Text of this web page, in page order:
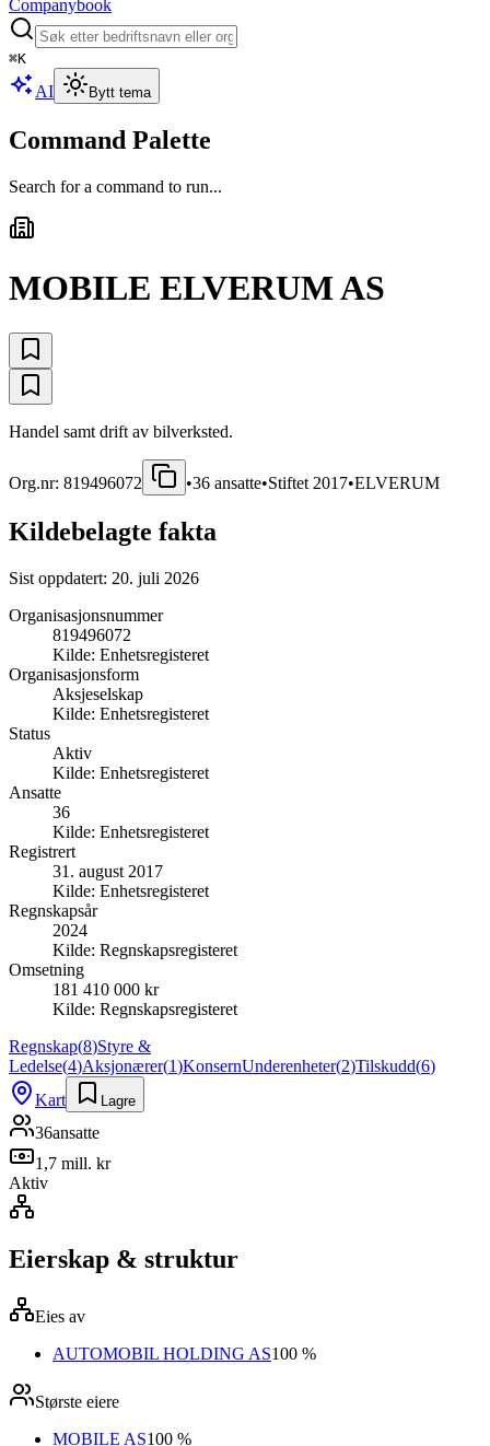
Companybook
⌘K
AI Bytt tema
Command Palette
Search for a command to run...
MOBILE ELVERUM AS
Handel samt drift av bilverksted.
Org.nr: 819496072 •36 ansatte•Stiftet 2017•ELVERUM
Kildebelagte fakta
Sist oppdatert: 20. juli 2026
Organisasjonsnummer
819496072
Kilde: Enhetsregisteret
Organisasjonsform
Aksjeselskap
Kilde: Enhetsregisteret
Status
Aktiv
Kilde: Enhetsregisteret
Ansatte
36
Kilde: Enhetsregisteret
Registrert
31. august 2017
Kilde: Enhetsregisteret
Regnskapsår
2024
Kilde: Regnskapsregisteret
Omsetning
181 410 000 kr
Kilde: Regnskapsregisteret
Regnskap(8)Styre &
Ledelse(4)Aksjonærer(1)KonsernUnderenheter(2)Tilskudd(6)
Kart
Lagre
36ansatte
1,7 mill. kr
Aktiv
Eierskap & struktur
Eies av
AUTOMOBIL HOLDING AS100 %
Største eiere
MOBILE AS100 %